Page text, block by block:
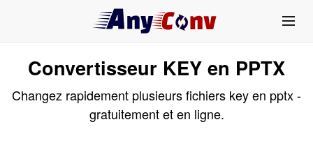
Convertisseur KEY en PPTX
Changez rapidement plusieurs fichiers key en pptx -
gratuitement et en ligne.